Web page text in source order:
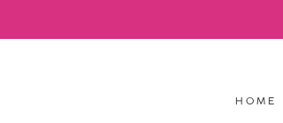
HOME